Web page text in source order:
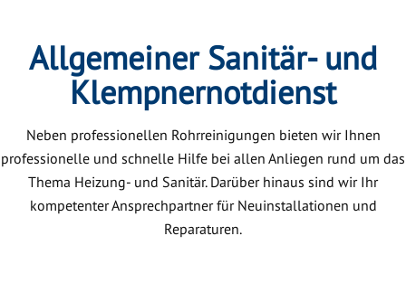
Allgemeiner Sanitär- und
Klempnernotdienst
Neben professionellen Rohrreinigungen bieten wir Ihnen
professionelle und schnelle Hilfe bei allen Anliegen rund um das
Thema Heizung- und Sanitär. Darüber hinaus sind wir Ihr
kompetenter Ansprechpartner für Neuinstallationen und
Reparaturen.